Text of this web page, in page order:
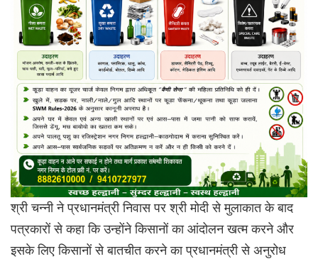
श्री चन्नी ने प्रधानमंत्री निवास पर श्री मोदी से मुलाकात के बाद
पत्रकारों से कहा कि उन्होंने किसानों का आंदोलन खत्म करने और
इसके लिए किसानों से बातचीत करने का प्रधानमंत्री से अनुरोध